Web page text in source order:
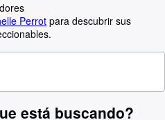
Perrot para descubrir sus
está buscando?